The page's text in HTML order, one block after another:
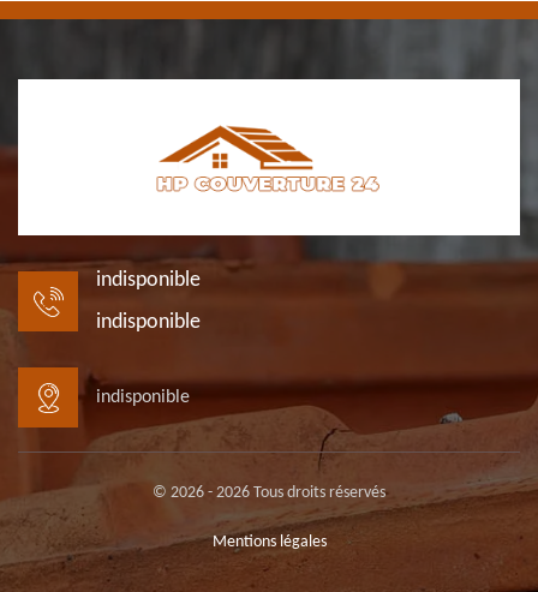
indisponible
indisponible
indisponible
© 2026 - 2026 Tous droits réservés
Mentions légales